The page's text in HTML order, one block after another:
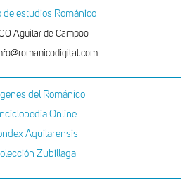
de estudios Románico
Aguilar de Campoo
del Románico
Online
Aquilarensis
Zubillaga